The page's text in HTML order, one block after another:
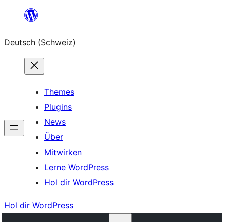
springen
Deutsch (Schweiz)
Themes
Plugins
News
Über
Mitwirken
Lerne WordPress
Hol dir WordPress
Hol dir WordPress